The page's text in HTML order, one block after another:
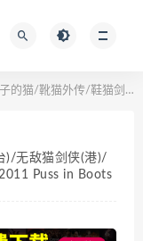
猫剑侠(港)/猫剑侠》3D蓝光原盘下载+高清MKV版 2011 Puss in Boots 迅雷下载41.3G
)/无敌猫剑侠(港)/
Puss in Boots